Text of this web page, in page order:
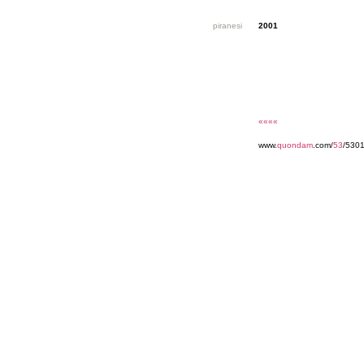
piranesi 2001
««««
www.quondam .com/53/